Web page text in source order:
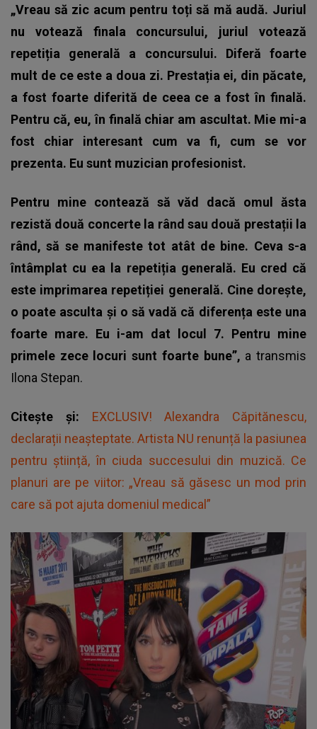
„Vreau să zic acum pentru toți să mă audă. Juriul
nu votează finala concursului, juriul votează
repetiția generală a concursului. Diferă foarte
mult de ce este a doua zi. Prestația ei, din păcate,
a fost foarte diferită de ceea ce a fost în finală.
Pentru că, eu, în finală chiar am ascultat. Mie mi-a
fost chiar interesant cum va fi, cum se vor
prezenta. Eu sunt muzician profesionist.
Pentru mine contează să văd dacă omul ăsta
rezistă două concerte la rând sau două prestații la
rând, să se manifeste tot atât de bine. Ceva s-a
întâmplat cu ea la repetiția generală. Eu cred că
este imprimarea repetiției generală. Cine dorește,
o poate asculta și o să vadă că diferența este una
foarte mare. Eu i-am dat locul 7. Pentru mine
primele zece locuri sunt foarte bune”, a transmis
Ilona Stepan.
Citește și: EXCLUSIV! Alexandra Căpitănescu,
declarații neașteptate. Artista NU renunță la pasiunea
pentru știință, în ciuda succesului din muzică. Ce
planuri are pe viitor: „Vreau să găsesc un mod prin
care să pot ajuta domeniul medical”